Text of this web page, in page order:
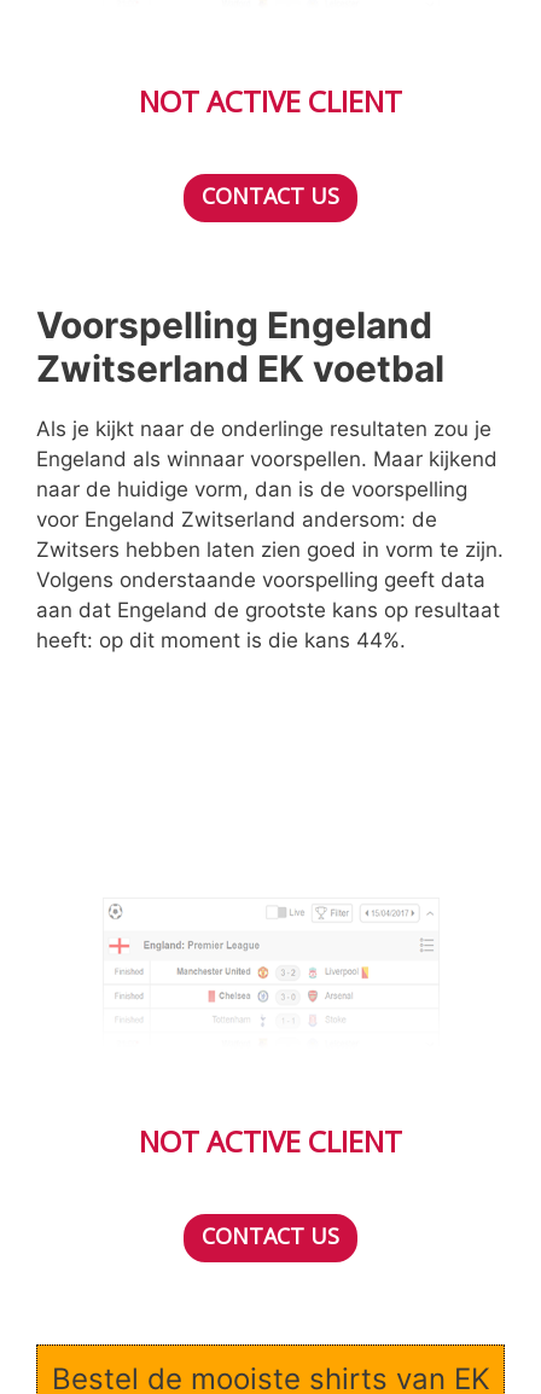
NOT ACTIVE CLIENT
CONTACT US
Voorspelling Engeland
Zwitserland EK voetbal
Als je kijkt naar de onderlinge resultaten zou je
Engeland als winnaar voorspellen. Maar kijkend
naar de huidige vorm, dan is de voorspelling
voor Engeland Zwitserland andersom: de
Zwitsers hebben laten zien goed in vorm te zijn.
Volgens onderstaande voorspelling geeft data
aan dat Engeland de grootste kans op resultaat
heeft: op dit moment is die kans 44%.
NOT ACTIVE CLIENT
CONTACT US
Bestel de mooiste shirts van EK